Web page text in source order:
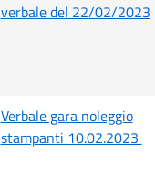
verbale del 22/02/2023
Verbale gara noleggio
stampanti 10.02.2023